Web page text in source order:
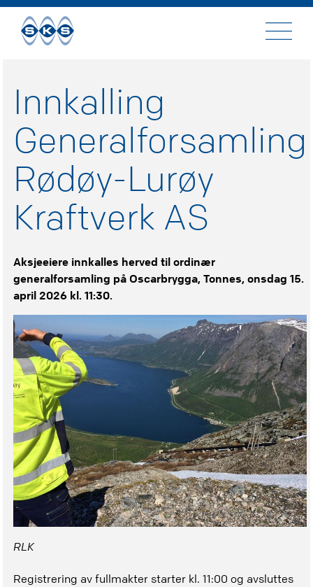
Til
innhold
Innkalling
Generalforsamling
Rødøy-Lurøy
Kraftverk AS
Aksjeeiere innkalles herved til ordinær
generalforsamling på Oscarbrygga, Tonnes, onsdag 15.
april 2026 kl. 11:30.
RLK
Registrering av fullmakter starter kl. 11:00 og avsluttes